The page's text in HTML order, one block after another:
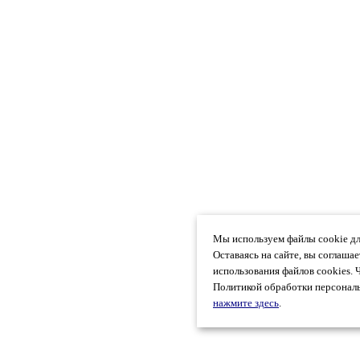
Мы используем файлы cookie
Оставаясь на сайте, вы
использования файлов cookies.
Политикой обработки
нажмите здесь.